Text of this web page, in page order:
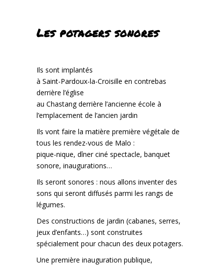
Les potagers sonores
Ils sont implantés
à Saint-Pardoux-la-Croisille en contrebas
derrière l’église
au Chastang derrière l’ancienne école à
l’emplacement de l’ancien jardin
Ils vont faire la matière première végétale de
tous les rendez-vous de Malo :
pique-nique, dîner ciné spectacle, banquet
sonore, inaugurations…
Ils seront sonores : nous allons inventer des
sons qui seront diffusés parmi les rangs de
légumes.
Des constructions de jardin (cabanes, serres,
jeux d’enfants…) sont construites
spécialement pour chacun des deux potagers.
Une première inauguration publique,